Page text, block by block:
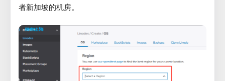
者新加坡的机房。